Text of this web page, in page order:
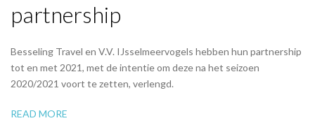
partnership
Besseling Travel en V.V. IJsselmeervogels hebben hun partnership
tot en met 2021, met de intentie om deze na het seizoen
2020/2021 voort te zetten, verlengd.
READ MORE